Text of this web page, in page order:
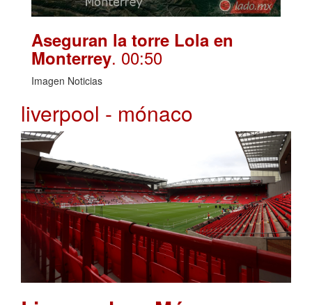
Aseguran la torre Lola en
Monterrey. 00:50
Imagen Noticias
liverpool - mónaco